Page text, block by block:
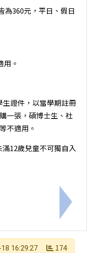
辦理「2026白河蓮花季系列
為360元，平日、假日
用。
證件，以當學期註冊
一張，碩博士生、社
不適用。
12歲兒童不可獨自入
下一筆：
16:29:27 174